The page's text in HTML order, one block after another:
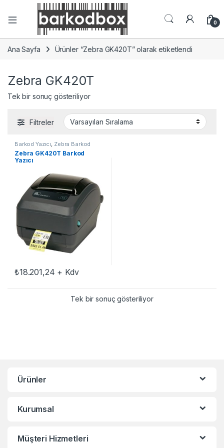
0
Ana Sayfa Ürünler “Zebra GK420T” olarak etiketlendi
Zebra GK420T
Tek bir sonuç gösteriliyor
Filtreler
Barkod Yazıcı Zebra Barkod
Zebra GK420T Barkod
Yazıcı
₺18.201,24 + Kdv
Tek bir sonuç gösteriliyor
Ürünler
Kurumsal
Müşteri Hizmetleri